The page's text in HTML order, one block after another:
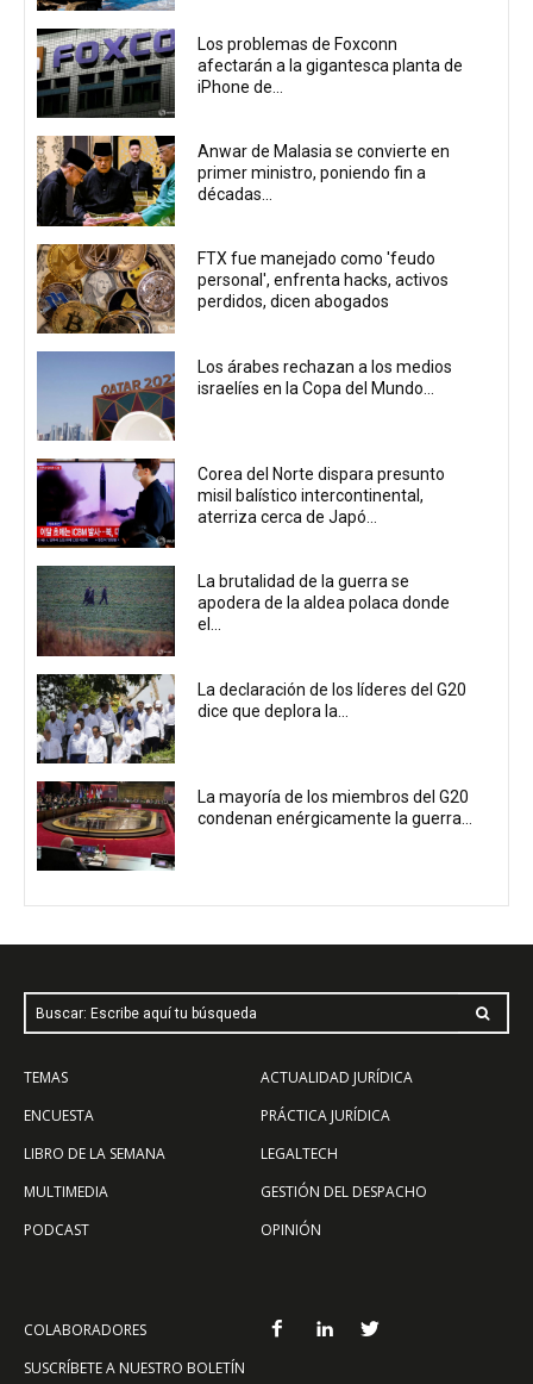
Los problemas de Foxconn
afectarán a la gigantesca planta de
iPhone de...
Anwar de Malasia se convierte en
primer ministro, poniendo fin a
décadas...
FTX fue manejado como 'feudo
personal', enfrenta hacks, activos
perdidos, dicen abogados
Los árabes rechazan a los medios
israelíes en la Copa del Mundo...
Corea del Norte dispara presunto
misil balístico intercontinental,
aterriza cerca de Japó...
La brutalidad de la guerra se
apodera de la aldea polaca donde
el...
La declaración de los líderes del G20
dice que deplora la...
La mayoría de los miembros del G20
condenan enérgicamente la guerra...
Buscar: Escribe aquí tu búsqueda
TEMAS
ENCUESTA
LIBRO DE LA SEMANA
MULTIMEDIA
PODCAST
ACTUALIDAD JURÍDICA
PRÁCTICA JURÍDICA
LEGALTECH
GESTIÓN DEL DESPACHO
OPINIÓN
COLABORADORES
SUSCRÍBETE A NUESTRO BOLETÍN